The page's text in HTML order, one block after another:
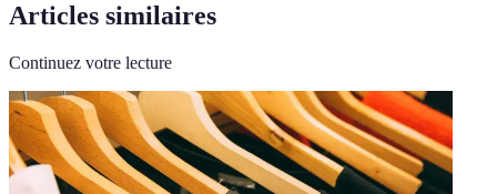
Articles similaires
Continuez votre lecture